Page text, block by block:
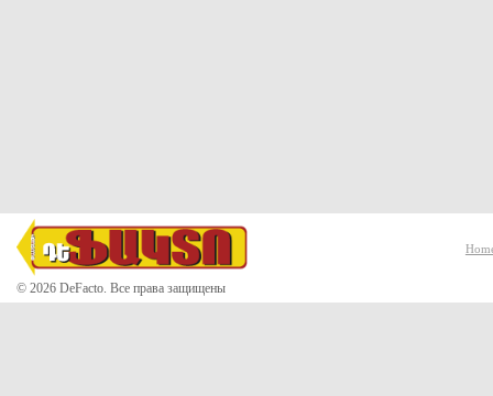
© 2026 DeFacto. Все права защищены